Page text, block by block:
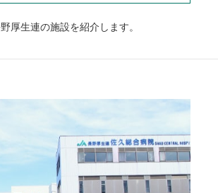
厚生連の施設を紹介します。